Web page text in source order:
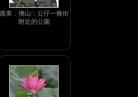
廣東．佛山：公仔一條街
附近的公園